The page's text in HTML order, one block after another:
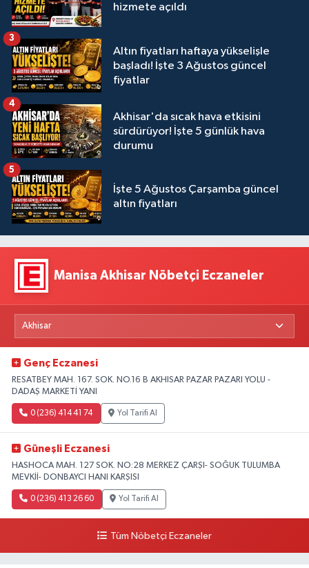
hizmete açıldı
Altın fiyatları haftaya yükselişle
başladı! İşte 3 Ağustos güncel
fiyatlar
3
Akhisar'da sıcak hava etkisini
sürdürüyor! İşte 5 günlük hava
durumu
4
İşte 5 Ağustos Çarşamba güncel
altın fiyatları
5
Manisa Akhisar Nöbetçi Eczaneler
Genç Eczanesi
RESATBEY MAH. 167. SOK. NO.16 B AKHISAR PAZAR PAZARI YOLU -
DADAŞ MARKETİ YANI
0 (236) 414 41 74 Yol Tarifi Al
Güneşli Eczanesi
HASHOCA MAH. 127 SOK. NO:28 MERKEZ ÇARŞI- SOĞUK TULUMBA
MEVKİİ- DONBAYCI HANI KARŞISI
0 (236) 413 26 60 Yol Tarifi Al
Tüm Nöbetçi Eczaneler